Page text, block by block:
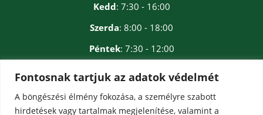
Fontosnak tartjuk az adatok védelmét
A böngészési élmény fokozása, a személyre szabott
hirdetések vagy tartalmak megjelenítése, valamint a
Kedd: 7:30 - 16:00
Szerda: 8:00 - 18:00
Péntek: 7:30 - 12:00